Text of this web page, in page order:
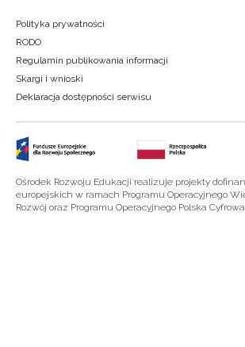
Polityka prywatności
RODO
Regulamin publikowania informacji
Skargi i wnioski
Deklaracja dostępności serwisu
Ośrodek Rozwoju Edukacji realizuje projekty
europejskich w ramach Programu Operacyjnego
Rozwój oraz Programu Operacyjnego Polska Cyfrowa